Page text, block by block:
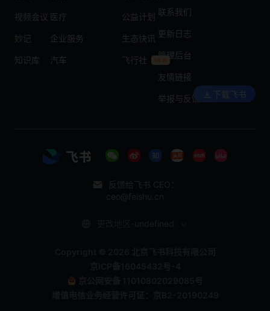
视频会议
妙记
知识库
医疗
企业服务
汽车
公益计划
生态快讯
飞行社
联系我们
更新日志
管理后台
友情链接
举报与反馈 下载飞书
反馈给飞书 CEO：
ceo@feishu.cn